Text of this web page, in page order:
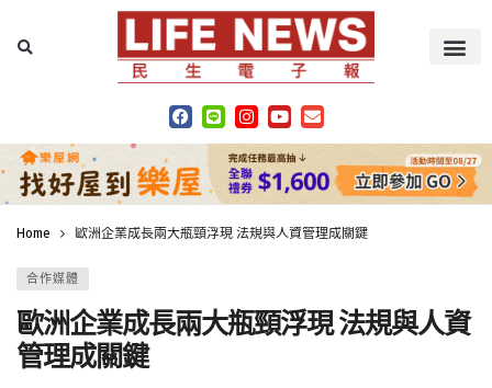
Home 歐洲企業成長兩大瓶頸浮現 法規與人資管理成關鍵
合作媒體
歐洲企業成長兩大瓶頸浮現 法規與人資
管理成關鍵